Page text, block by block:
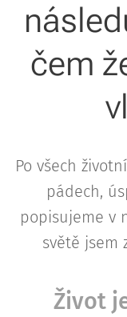
čem
Po všech
pádech,
popisujeme v
světě jsem
Život